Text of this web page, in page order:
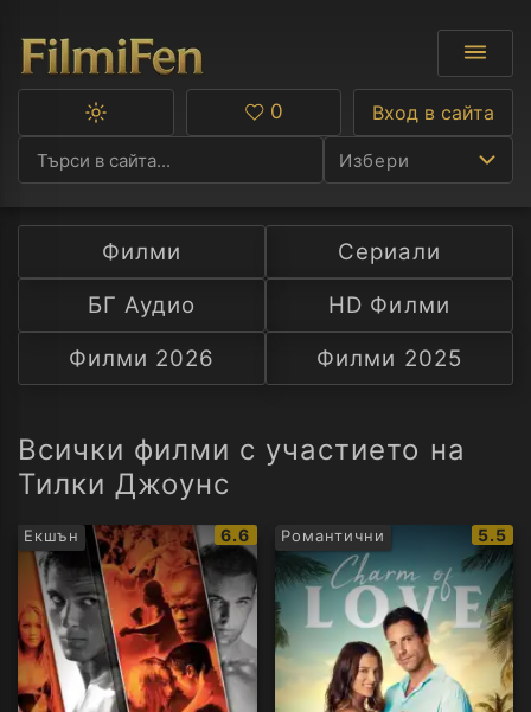
Избери
Ф
С
А
Превключване
тъмна
тема
Любими
0 Вход в сайта
Филми
Сериали
БГ Аудио
HD Филми
Филми 2026
Филми 2025
Всички филми с участието на
Тилки Джоунс
Екшън
IMDb
рейтинг:
6.6 Романтични
IMDb
5.5